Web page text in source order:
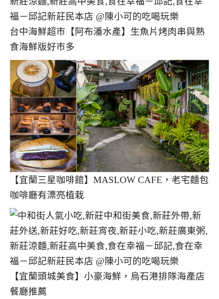
台中海鮮超市【阿布潘水產】生魚片烤肉串與熟
食海鮮版好市多
【宜蘭三星咖啡館】MASLOW CAFE，老宅麵包
咖啡廳有漂亮植栽
【宜蘭頭城美食】小豪海鮮，烏石港排隊海產店
餐廳推薦